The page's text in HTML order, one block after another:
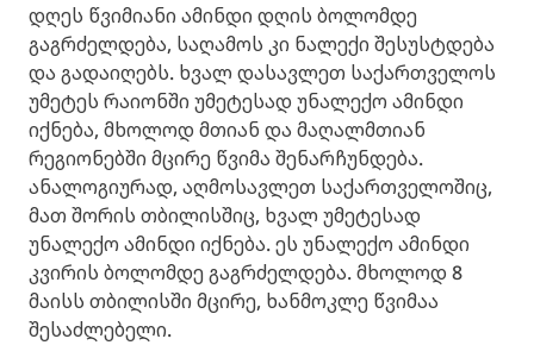
დღეს წვიმიანი ამინდი დღის ბოლომდე
გაგრძელდება, საღამოს კი ნალექი შესუსტდება
და გადაიღებს. ხვალ დასავლეთ საქართველოს
უმეტეს რაიონში უმეტესად უნალექო ამინდი
იქნება, მხოლოდ მთიან და მაღალმთიან
რეგიონებში მცირე წვიმა შენარჩუნდება.
ანალოგიურად, აღმოსავლეთ საქართველოშიც,
მათ შორის თბილისშიც, ხვალ უმეტესად
უნალექო ამინდი იქნება. ​ეს უნალექო ამინდი
კვირის ბოლომდე გაგრძელდება. მხოლოდ 8
მაისს თბილისში მცირე, ხანმოკლე წვიმაა
შესაძლებელი.